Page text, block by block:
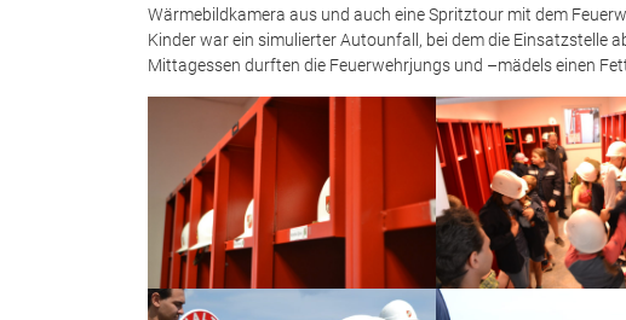
Wärmebildkamera aus und auch eine Spritztour mit dem
Kinder war ein simulierter Autounfall, bei dem die Einsatzstelle
Mittagessen durften die Feuerwehrjungs und –mädels einen